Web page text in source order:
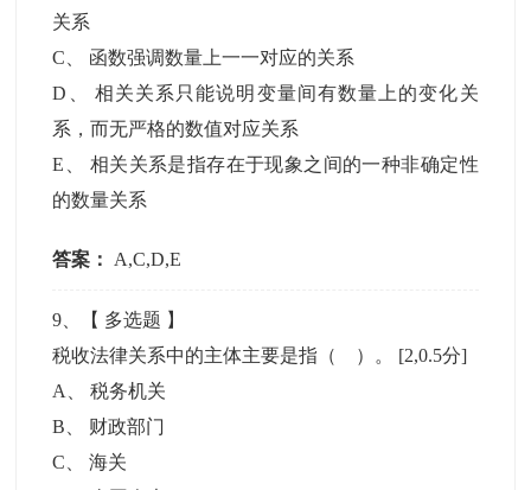
关系
C
函数强调数量上一一对应的关系
D
相关关系只能说明变量间有数量上的变化关
系，而无严格的数值对应关系
E
相关关系是指存在于现象之间的一种非确定性
的数量关系
答案： A,C,D,E
9 、【 多选题 】
税收法律关系中的主体主要是指（ ）。 [2,0.5分]
A
、税务机关
B
财政部门
C 、海关